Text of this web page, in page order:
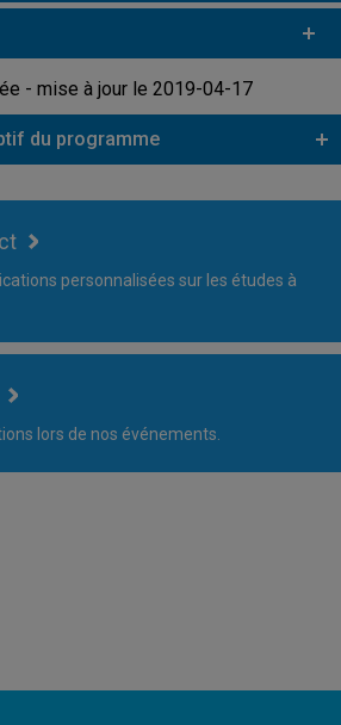
- mise à jour le 2019-04-17
du programme
personnalisées sur les études à
lors de nos événements.